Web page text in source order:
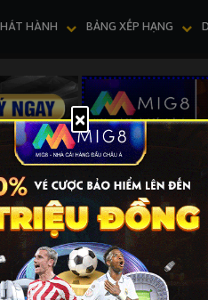
HÀNH BẢNG XẾP HẠNG
hiệp, phim hót nhất, phim hót
Thông tin